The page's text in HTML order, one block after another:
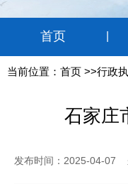
首页
当前位置： 首页 >>行政
石家庄
发布时间：2025-04-07